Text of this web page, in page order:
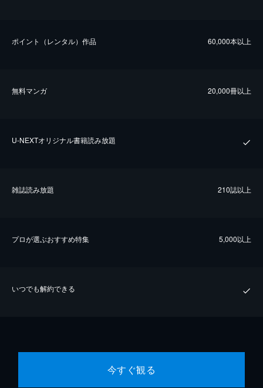
ポイント（レンタル）作品 60,000本以上
無料マンガ 20,000冊以上
U-NEXTオリジナル書籍読み放題
雑誌読み放題 210誌以上
プロが選ぶおすすめ特集 5,000以上
いつでも解約できる
今すぐ観る